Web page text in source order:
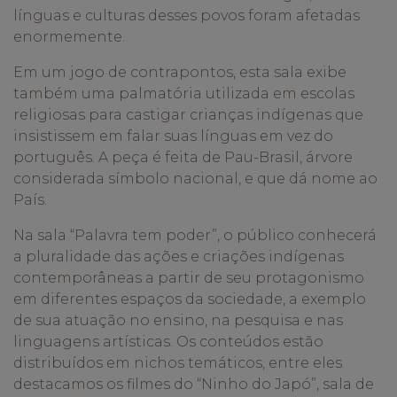
línguas e culturas desses povos foram afetadas
enormemente.
Em um jogo de contrapontos, esta sala exibe
também uma palmatória utilizada em escolas
religiosas para castigar crianças indígenas que
insistissem em falar suas línguas em vez do
português. A peça é feita de Pau-Brasil, árvore
considerada símbolo nacional, e que dá nome ao
País.
Na sala “Palavra tem poder”, o público conhecerá
a pluralidade das ações e criações indígenas
contemporâneas a partir de seu protagonismo
em diferentes espaços da sociedade, a exemplo
de sua atuação no ensino, na pesquisa e nas
linguagens artísticas. Os conteúdos estão
distribuídos em nichos temáticos, entre eles
destacamos os filmes do “Ninho do Japó”, sala de